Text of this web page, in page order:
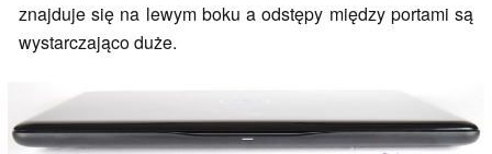
znajduje się na lewym boku a odstępy między portami są
wystarczająco duże.